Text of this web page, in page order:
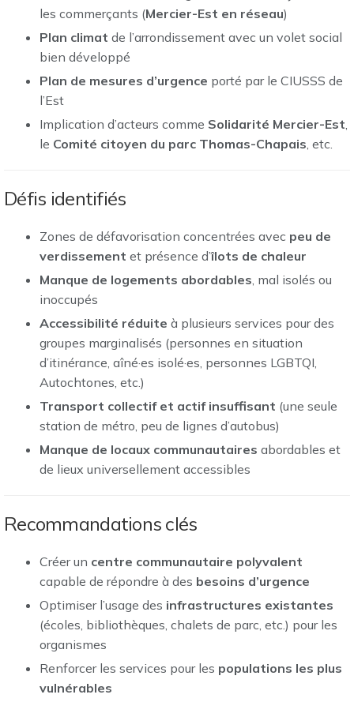
les commerçants (Mercier-Est en réseau)
Plan climat de l’arrondissement avec un volet social
bien développé
Plan de mesures d’urgence porté par le CIUSSS de
l’Est
Implication d’acteurs comme Solidarité Mercier-Est
le Comité citoyen du parc Thomas-Chapais , etc.
Défis identifiés
Zones de défavorisation concentrées avec peu de
verdissement et présence d’îlots de chaleur
Manque de logements abordables , mal isolés ou
inoccupés
Accessibilité réduite à plusieurs services pour des
groupes marginalisés (personnes en situation
d’itinérance, aîné·es isolé·es, personnes LGBTQI,
Autochtones, etc.)
Transport collectif et actif insuffisant (une seule
station de métro, peu de lignes d’autobus)
Manque de locaux communautaires abordables et
de lieux universellement accessibles
Recommandations clés
Créer un centre communautaire polyvalent
capable de répondre à des besoins d’urgence
Optimiser l’usage des infrastructures existantes
(écoles, bibliothèques, chalets de parc, etc.) pour les
organismes
Renforcer les services pour les populations les plus
vulnérables